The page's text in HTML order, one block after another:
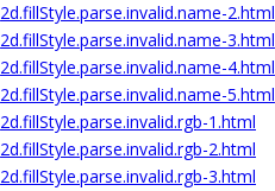
2d.fillStyle.parse.invalid.name-2.html
2d.fillStyle.parse.invalid.name-3.html
2d.fillStyle.parse.invalid.name-4.html
2d.fillStyle.parse.invalid.name-5.html
2d.fillStyle.parse.invalid.rgb-1.html
2d.fillStyle.parse.invalid.rgb-2.html
2d.fillStyle.parse.invalid.rgb-3.html